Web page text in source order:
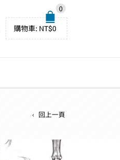
0
購物車: NT$0
回上一頁